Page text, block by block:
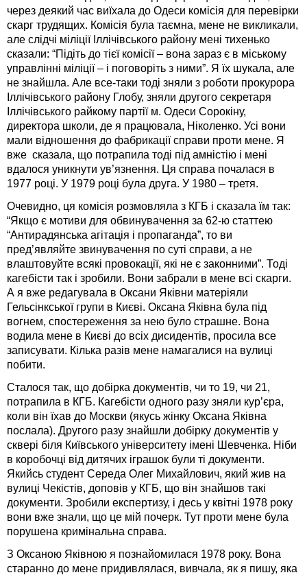
через деякий час виїхала до Одеси комісія для перевірки
скарг трудящих. Комісія була таємна, мене не викликали,
але слідчі міліції Іллічівського району мені тихенько
сказали: “Підіть до тієї комісії – вона зараз є в міському
управлінні міліції – і поговоріть з ними”. Я їх шукала, але
не знайшла. Але все-таки тоді зняли з роботи прокурора
Іллічівського району Глобу, зняли другого секретаря
Іллічівського райкому партії м. Одеси Сорокіну,
директора школи, де я працювала, Ніколенко. Усі вони
мали відношення до фабрикації справи проти мене. Я
вже сказала, що потрапила тоді під амністію і мені
вдалося уникнути ув’язнення. Ця справа почалася в
1977 році. У 1979 році була друга. У 1980 – третя.
Очевидно, ця комісія розмовляла з КГБ і сказала їм так:
“Якщо є мотиви для обвинувачення за 62-ю статтею
“Антирадянська агітація і пропаганда”, то ви
пред’являйте звинувачення по суті справи, а не
влаштовуйте всякі провокації, які не є законними”. Тоді
кагебісти так і зробили. Вони забрали в мене всі скарги.
А я вже редагувала в Оксани Яківни матеріяли
Гельсінкської групи в Києві. Оксана Яківна була під
вогнем, спостереження за нею було страшне. Вона
водила мене в Києві до всіх дисидентів, просила все
записувати. Кілька разів мене намагалися на вулиці
побити.
Сталося так, що добірка документів, чи то 19, чи 21,
потрапила в КГБ. Кагебісти одного разу зняли кур’єра,
коли він їхав до Москви (якусь жінку Оксана Яківна
послала). Другого разу знайшли добірку документів у
сквері біля Київського університету імені Шевченка. Ніби
в коробочці від дитячих іграшок були ті документи.
Якийсь студент Середа Олег Михайлович, який жив на
вулиці Чекістів, доповів у КГБ, що він знайшов такі
документи. Зробили експертизу, і десь у квітні 1978 року
вони вже знали, що це мій почерк. Тут проти мене була
порушена кримінальна справа.
З Оксаною Яківною я познайомилася 1978 року. Вона
старанно до мене придивлялася, вивчала, як я пишу, яка